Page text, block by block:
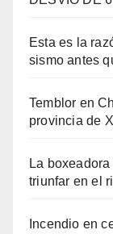
Esta es la
sismo antes
Temblor en
provincia de
La
triunfar en el
Incendio en